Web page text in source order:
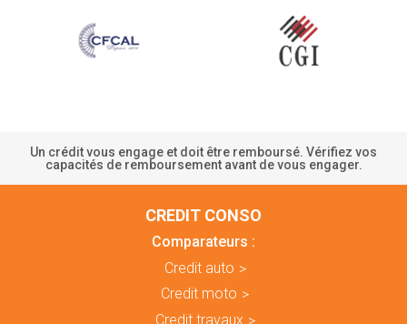
Un crédit vous engage et doit être remboursé. Vérifiez vos
capacités de remboursement avant de vous engager.
CREDIT CONSO
Comparateurs :
Credit auto
Credit moto
Credit travaux